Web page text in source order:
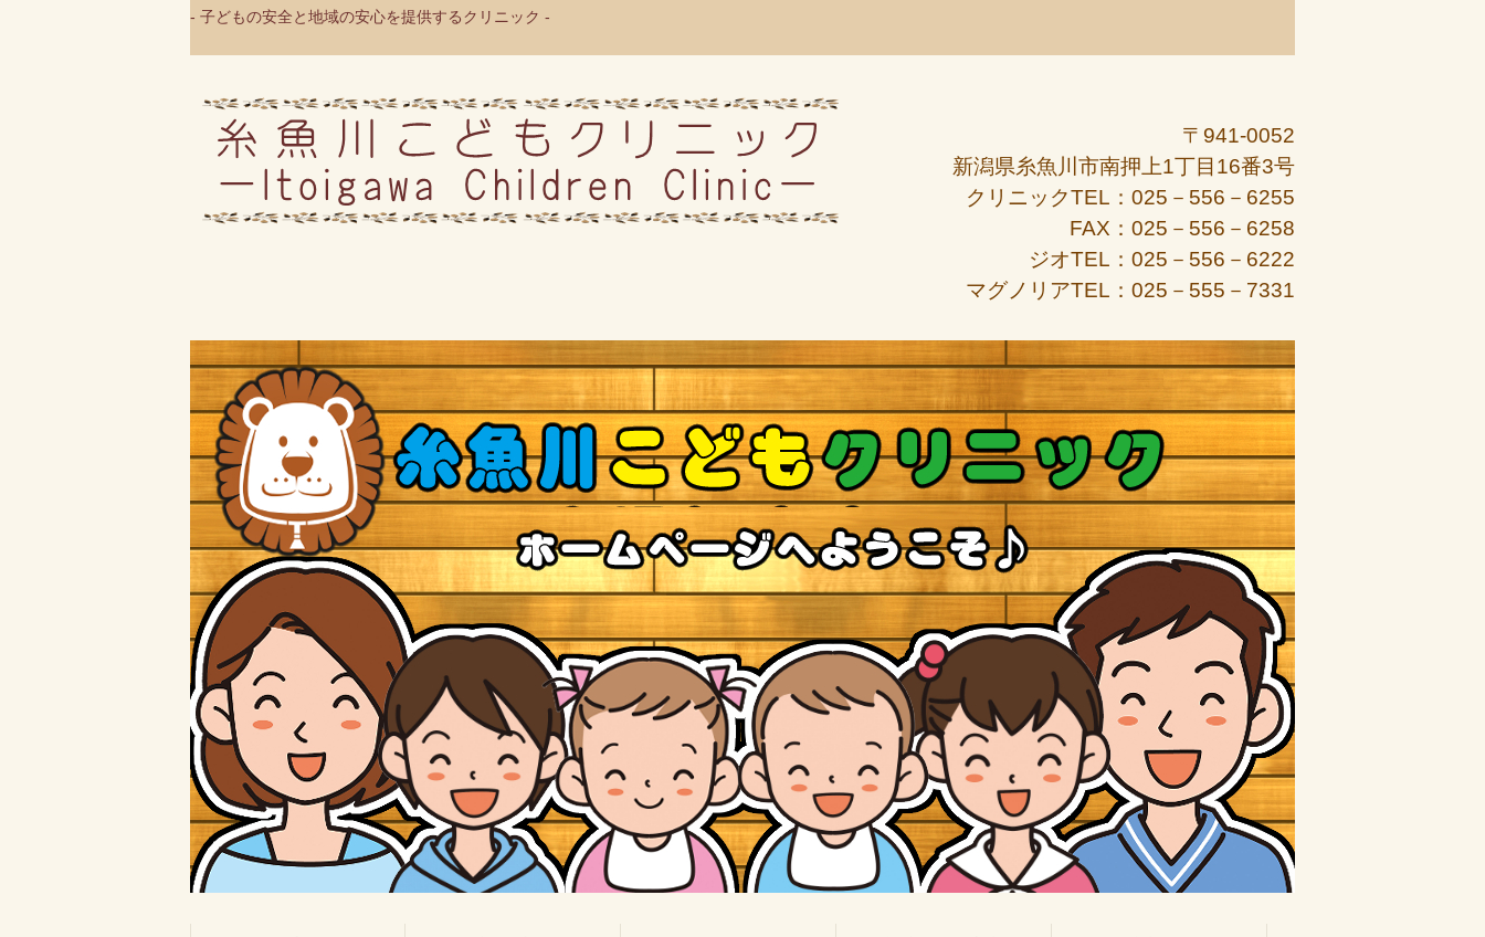
- 子どもの安全と地域の安心を提供するクリニック -
〒941-0052
新潟県糸魚川市南押上1丁目16番3号
クリニックTEL：025－556－6255
FAX：025－556－6258
ジオTEL：025－556－6222
マグノリアTEL：025－555－7331